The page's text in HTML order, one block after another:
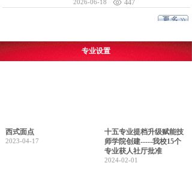
2026-06-18 447
专业设置
西式面点
2023-04-17
十五专业提档升级赋能技
师学院创建-----我校15个
专业获人社厅批准
2024-02-01